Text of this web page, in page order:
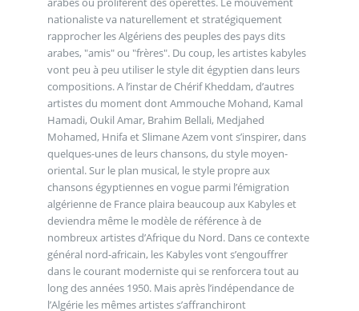
nationaliste va naturellement et stratégiquement
rapprocher les Algériens des peuples des pays dits
arabes, "amis" ou "frères". Du coup, les artistes kabyles
vont peu à peu utiliser le style dit égyptien dans leurs
compositions. A l’instar de Chérif Kheddam, d’autres
artistes du moment dont Ammouche Mohand, Kamal
Hamadi, Oukil Amar, Brahim Bellali, Medjahed
Mohamed, Hnifa et Slimane Azem vont s’inspirer, dans
quelques-unes de leurs chansons, du style moyen-
oriental. Sur le plan musical, le style propre aux
chansons égyptiennes en vogue parmi l’émigration
algérienne de France plaira beaucoup aux Kabyles et
deviendra même le modèle de référence à de
nombreux artistes d’Afrique du Nord. Dans ce contexte
général nord-africain, les Kabyles vont s’engouffrer
dans le courant moderniste qui se renforcera tout au
long des années 1950. Mais après l’indépendance de
l’Algérie les mêmes artistes s’affranchiront